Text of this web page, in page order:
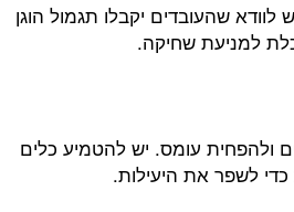
לוודא שהעובדים יקבלו תגמול הוגן
למניעת שחיקה.
ולהפחית עומס. יש להטמיע כלים
כדי לשפר את היעילות.